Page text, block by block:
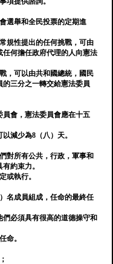
選舉和全民投票的定期進
規性提出的任何挑戰，可由
何擔任政府代理的人向憲法
，可以由共和國總統，國民
三分之一轉交給憲法委員
會，憲法委員會應在十五
減少為8（八）天。
對所有公共，行政，軍事和
約束力。
或執行。
名成員組成，任命的最終任
必須具有很高的道德操守和
命。